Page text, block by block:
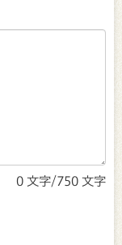
0 文字/750 文字